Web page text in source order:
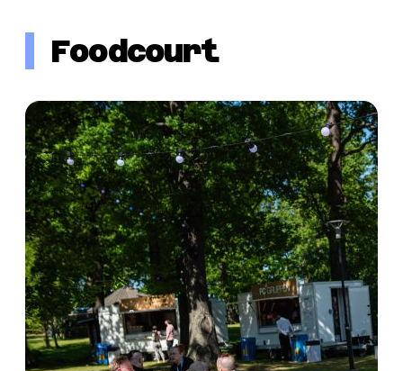
Foodcourt